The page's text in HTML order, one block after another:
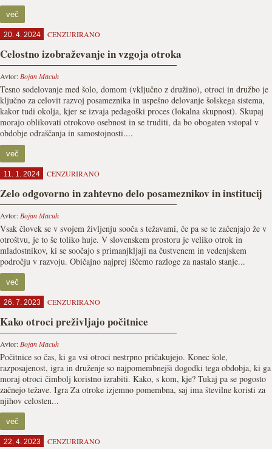
več
20. 4. 2024 CENZURIRANO
Celostno izobraževanje in vzgoja otroka
Avtor: Bojan Macuh
Tesno sodelovanje med šolo, domom (vključno z družino), otroci in družbo je
ključno za celovit razvoj posameznika in uspešno delovanje šolskega sistema,
kakor tudi okolja, kjer se izvaja pedagoški proces (lokalna skupnost). Skupaj
morajo oblikovati otrokovo osebnost in se truditi, da bo obogaten vstopal v
obdobje odraščanja in samostojnosti....
več
11. 1. 2024 CENZURIRANO
Zelo odgovorno in zahtevno delo posameznikov in institucij
Avtor: Bojan Macuh
Vsak človek se v svojem življenju sooča s težavami, če pa se te začenjajo že v
otroštvu, je to še toliko huje. V slovenskem prostoru je veliko otrok in
mladostnikov, ki se soočajo s primanjkljaji na čustvenem in vedenjskem
področju v razvoju. Običajno najprej iščemo razloge za nastalo stanje...
več
26. 7. 2023 CENZURIRANO
Kako otroci preživljajo počitnice
Avtor: Bojan Macuh
Počitnice so čas, ki ga vsi otroci nestrpno pričakujejo. Konec šole,
razposajenost, igra in druženje so najpomembnejši dogodki tega obdobja, ki ga
moraj otroci čimbolj koristno izrabiti. Kako, s kom, kje? Tukaj pa se pogosto
začnejo težave. Igra Za otroke izjemno pomembna, saj ima številne koristi za
njihov celosten...
več
22. 4. 2023 CENZURIRANO